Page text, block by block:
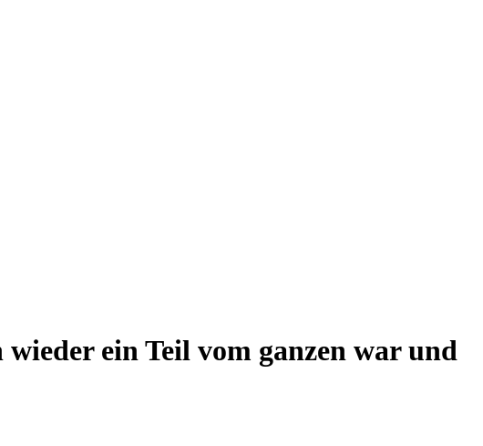
ein Teil vom ganzen war und